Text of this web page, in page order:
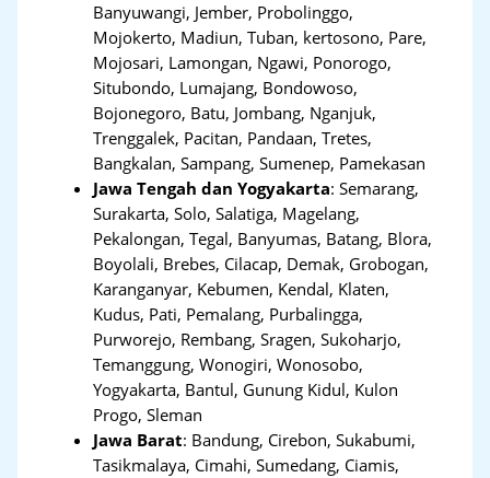
Banyuwangi, Jember, Probolinggo,
Mojokerto, Madiun, Tuban, kertosono, Pare,
Mojosari, Lamongan, Ngawi, Ponorogo,
Situbondo, Lumajang, Bondowoso,
Bojonegoro, Batu, Jombang, Nganjuk,
Trenggalek, Pacitan, Pandaan, Tretes,
Bangkalan, Sampang, Sumenep, Pamekasan
Jawa Tengah dan Yogyakarta:Semarang,
Surakarta, Solo, Salatiga, Magelang,
Pekalongan, Tegal, Banyumas, Batang, Blora,
Boyolali, Brebes, Cilacap, Demak, Grobogan,
Karanganyar, Kebumen, Kendal, Klaten,
Kudus, Pati, Pemalang, Purbalingga,
Purworejo, Rembang, Sragen, Sukoharjo,
Temanggung, Wonogiri, Wonosobo,
Yogyakarta, Bantul, Gunung Kidul, Kulon
Progo, Sleman
Jawa Barat: Bandung, Cirebon, Sukabumi,
Tasikmalaya, Cimahi, Sumedang, Ciamis,